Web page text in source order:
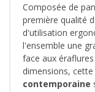
Composée de
première qualité
d'utilisation
l'ensemble une
face aux
dimensions, cette
contemporaine